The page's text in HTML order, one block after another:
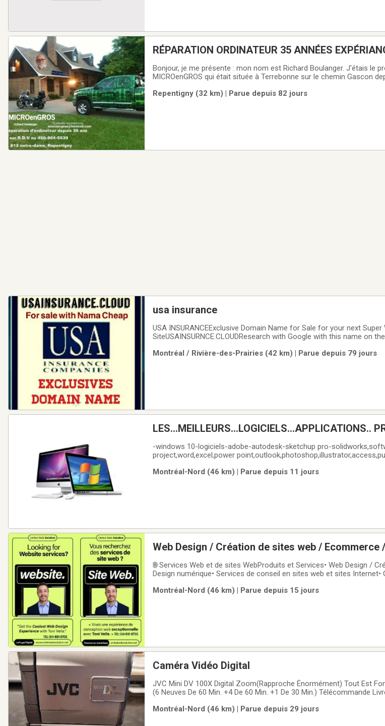
RÉPARATION ORDINATEUR 35 ANNÉES
Bonjour, je me présente : mon nom est Richard Boulanger. J'étais le
MICROenGROS qui était située à Terrebonne sur le chemin Gascon
plaisir, à réparer des ordinateurs,
Repentigny (32 km) | Parue depuis 82 jours
usa insurance
USA INSURANCEExclusive Domain Name for Sale for your next Super
SiteUSAINSURNCE.CLOUDResearch with Google with this name on
Montréal / Rivière-des-Prairies (42 km) | Parue depuis 79 jours
LES...MEILLEURS...LOGICIELS...APPLICATIONS..
-windows 10-logiciels-adobe-autodesk-sketchup pro-
project,word,excel,power
764-5183FORMATAGE INSTALLATION WINDOWS 11/ +
Montréal-Nord (46 km) | Parue depuis 11 jours
Web Design / Création de sites web / Ecommerce
Numérique / Réseaux Sociaux / Website Services
🌐 Services Web et de sites WebProduits et Services• Web Design /
Design numérique• Services de conseil en sites web et sites
domaine• Réseaux sociaux et marketing
Montréal-Nord (46 km) | Parue depuis 15 jours
Caméra Vidéo Digital
JVC Mini DV 100X Digital Zoom(Rapproche Énormément) Tout Est Fonctionnel(A1) 2 Batteries 11 Casettes
(6 Neuves De 60 Min. +4 De 60 Min. +1 De 30 Min.) Télécommande Livre D'instruction Tout Le Filage
Montréal-Nord (46 km) | Parue depuis 29 jours